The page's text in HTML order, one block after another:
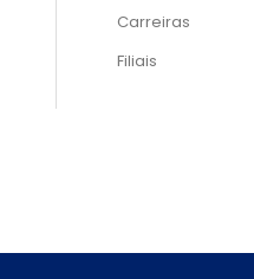
Carreiras
Filiais